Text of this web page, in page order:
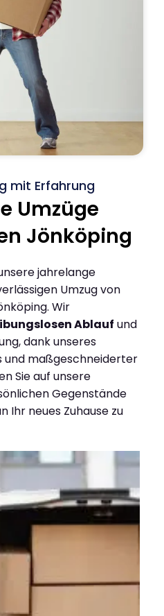
mit Erfahrung
Umzüge
Jönköping
jahrelange
Umzug von
Wir
Ablauf und
dank unseres
und maßgeschneiderter
Sie auf unsere
Gegenstände
Ihr neues Zuhause zu